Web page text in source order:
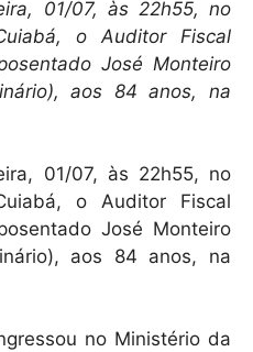
01/07, às 22h55, no
o Auditor Fiscal
José Monteiro
aos 84 anos, na
01/07, às 22h55, no
o Auditor Fiscal
José Monteiro
aos 84 anos, na
no Ministério da